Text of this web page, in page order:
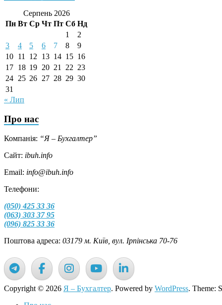
Серпень 2026
Пн Вт Ср Чт Пт Сб Нд
1
2
3
4 5 6 7 8
9
10 11 12 13 14 15 16
17 18 19 20 21 22 23
24 25 26 27 28 29 30
31
« Лип
Про нас
Компанія: “Я – Бухгалтер”
Сайт: ibuh.info
Email: info@ibuh.info
Телефони:
(050) 425 33 36
(063) 303 37 95
(096) 825 33 36
Поштова адреса: 03179 м. Київ, вул. Ірпінська 70-76
Copyright © 2026 Я – Бухгалтер. Powered by WordPress. Theme: